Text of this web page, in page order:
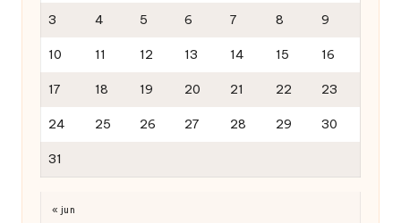
3 4 5 6 7 8 9
10 11 12 13 14 15 16
17 18 19 20 21 22 23
24 25 26 27 28 29 30
31
« jun